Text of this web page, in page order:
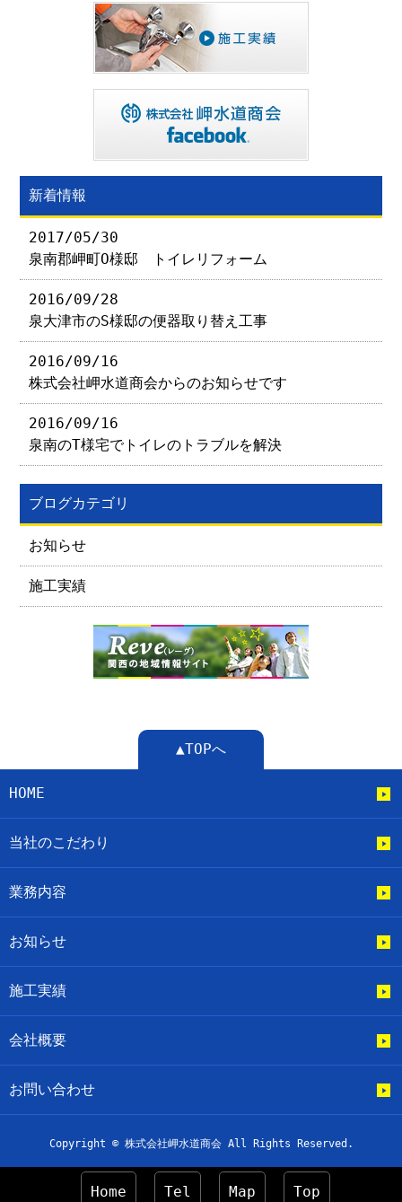
新着情報
2017/05/30
泉南郡岬町O様邸 トイレリフォーム
2016/09/28
泉大津市のS様邸の便器取り替え工事
2016/09/16
株式会社岬水道商会からのお知らせです
2016/09/16
泉南のT様宅でトイレのトラブルを解決
ブログカテゴリ
お知らせ
施工実績
▲TOPへ
HOME
当社のこだわり
業務内容
お知らせ
施工実績
会社概要
お問い合わせ
Copyright © 株式会社岬水道商会 All Rights Reserved.
Home Tel Map Top